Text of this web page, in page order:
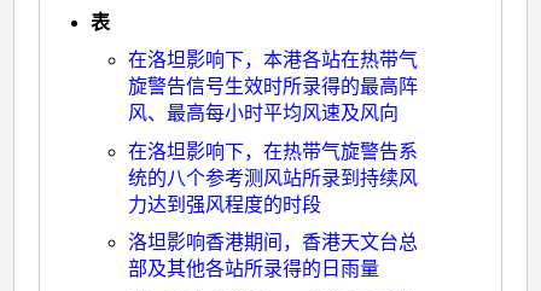
表
在洛坦影响下，本港各站在热带气
旋警告信号生效时所录得的最高阵
风、最高每小时平均风速及风向
在洛坦影响下，在热带气旋警告系
统的八个参考测风站所录到持续风
力达到强风程度的时段
洛坦影响香港期间，香港天文台总
部及其他各站所录得的日雨量